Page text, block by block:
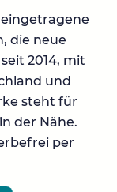
die neue
2014, mit
und
steht für
der Nähe.
per